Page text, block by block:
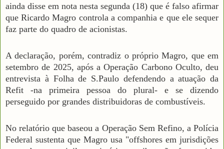
ainda disse em nota nesta segunda (18) que é falso afirmar
que Ricardo Magro controla a companhia e que ele sequer
faz parte do quadro de acionistas.
A declaração, porém, contradiz o próprio Magro, que em
setembro de 2025, após a Operação Carbono Oculto, deu
entrevista à Folha de S.Paulo defendendo a atuação da
Refit -na primeira pessoa do plural- e se dizendo
perseguido por grandes distribuidoras de combustíveis.
No relatório que baseou a Operação Sem Refino, a Polícia
Federal sustenta que Magro usa "offshores em jurisdições